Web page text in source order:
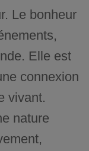
Le bonheur
Elle est
connexion
vivant.
nature